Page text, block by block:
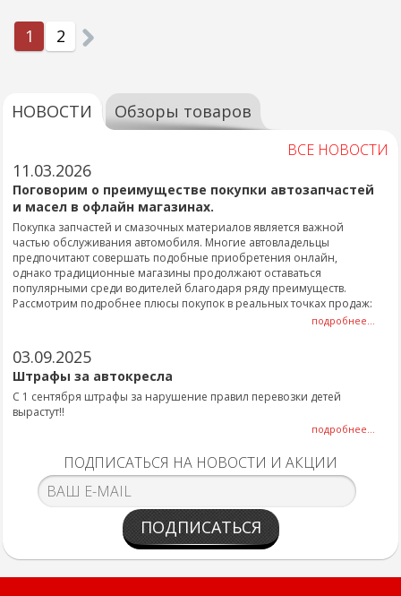
1 2
НОВОСТИ Обзоры товаров
ВСЕ НОВОСТИ
11.03.2026
Поговорим о преимуществе покупки автозапчастей
и масел в офлайн магазинах.
Покупка запчастей и смазочных материалов является важной
частью обслуживания автомобиля. Многие автовладельцы
предпочитают совершать подобные приобретения онлайн,
однако традиционные магазины продолжают оставаться
популярными среди водителей благодаря ряду преимуществ.
Рассмотрим подробнее плюсы покупок в реальных точках продаж:
подробнее...
03.09.2025
Штрафы за автокресла
С 1 сентября штрафы за нарушение правил перевозки детей
вырастут!!
подробнее...
ПОДПИСАТЬСЯ НА НОВОСТИ И АКЦИИ
ПОДПИСАТЬСЯ